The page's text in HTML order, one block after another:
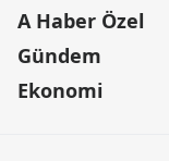
A Haber Özel
Gündem
Ekonomi